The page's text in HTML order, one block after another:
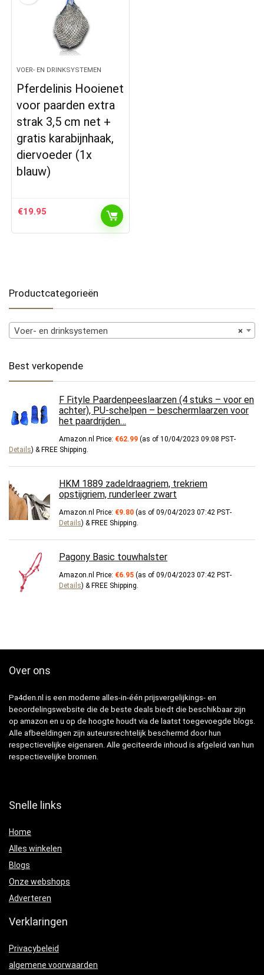
VOER- EN DRINKSYSTEMEN
Pferdelinis Hooienet
voor paarden extra
strak 3,5 cm net +
gratis karabijnhaak,
diervoeder (1x
blauw)
€19.95
Productcategorieën
×
Voer- en drinksystemen
Best verkopende
F Fityle Paardenpeeslaarzen (4 stuks – voor en
achter), PU-schelpen – beschermlaarzen voor
het paardrijden…
Amazon.nl Price: €62.99 (as of 10/04/2023 09:08 PST-
Details) & FREE Shipping
HKM 1889 zadeldraagriem, trekriem
opstijgriem, runderleer zwart
Amazon.nl Price: €9.80 (as of 09/04/2023 07:42 PST-
Details) & FREE Shipping
Pagony Basic touwhalster
Amazon.nl Price: €6.95 (as of 09/04/2023 07:42 PST-
Details) & FREE Shipping
Over ons
Pa4den.nl is een moderne alles-in-één prijsvergelijkings- en
beoordelingswebsite die de beste deals biedt die beschikbaar zijn
op amazon en u op de hoogte houdt via de laatst toegevoegde blogs.
Alle afbeeldingen zijn auteursrechtelijk beschermd door hun
respectievelijke eigenaren. Alle geciteerde inhoud is afgeleid van hun
respectievelijke bronnen.
Snelle links
Home
Alles winkelen
Blogs
Onze webshops
Adverteren
Verklaringen
Privacybeleid
algemene voorwaarden